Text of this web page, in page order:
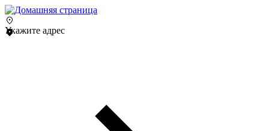
Укажите адрес